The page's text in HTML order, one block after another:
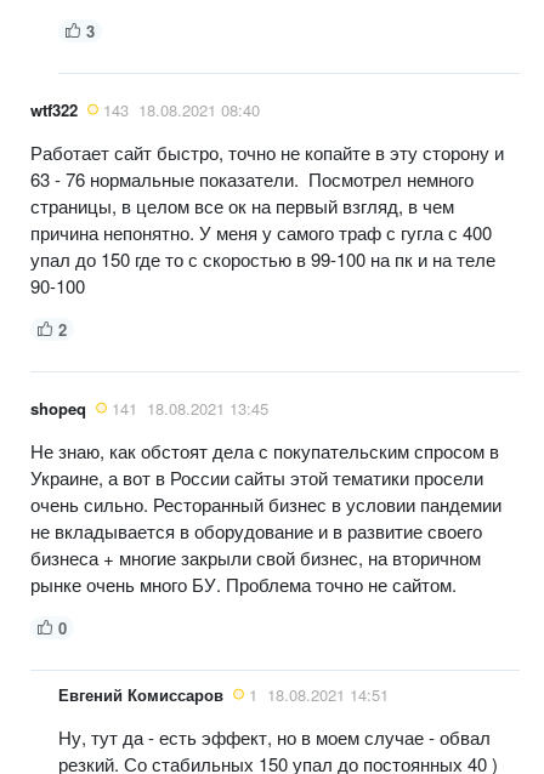
3
wtf322 143 18.08.2021 08:40
Работает сайт быстро, точно не копайте в эту сторону и
63 - 76 нормальные показатели. Посмотрел немного
страницы, в целом все ок на первый взгляд, в чем
причина непонятно. У меня у самого траф с гугла с 400
упал до 150 где то с скоростью в 99-100 на пк и на теле
90-100
2
shopeq 141 18.08.2021 13:45
Не знаю, как обстоят дела с покупательским спросом в
Украине, а вот в России сайты этой тематики просели
очень сильно. Ресторанный бизнес в условии пандемии
не вкладывается в оборудование и в развитие своего
бизнеса + многие закрыли свой бизнес, на вторичном
рынке очень много БУ. Проблема точно не сайтом.
0
Евгений Комиссаров 1 18.08.2021 14:51
Ну, тут да - есть эффект, но в моем случае - обвал
резкий. Со стабильных 150 упал до постоянных 40 )